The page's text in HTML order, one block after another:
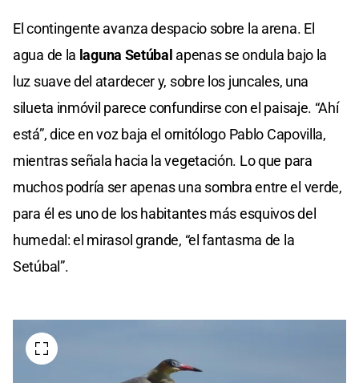
El contingente avanza despacio sobre la arena. El
agua de la laguna Setúbal apenas se ondula bajo la
luz suave del atardecer y, sobre los juncales, una
silueta inmóvil parece confundirse con el paisaje. “Ahí
está”, dice en voz baja el ornitólogo Pablo Capovilla,
mientras señala hacia la vegetación. Lo que para
muchos podría ser apenas una sombra entre el verde,
para él es uno de los habitantes más esquivos del
humedal: el mirasol grande, “el fantasma de la
Setúbal”.